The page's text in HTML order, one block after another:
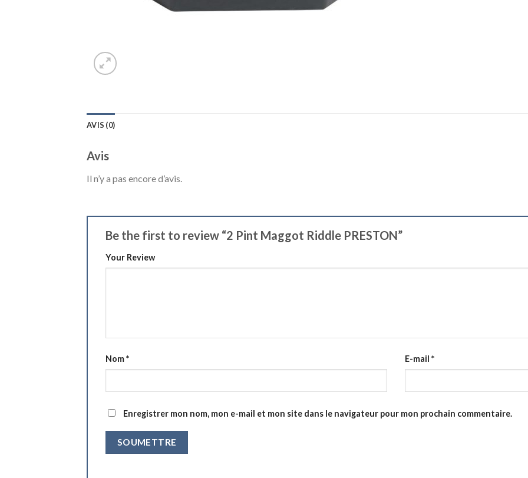
AVIS (0)
Avis
Il n’y a pas encore d’avis.
Be the first to review “2 Pint Maggot Riddle PRESTON”
Your Review
Nom* E-mail *
Enregistrer mon nom, mon e-mail et mon site dans le navigateur pour mon prochain commentaire.